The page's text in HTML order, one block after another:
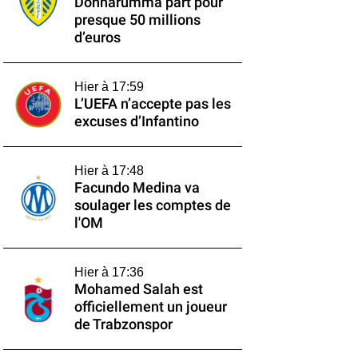
presque 50 millions
d’euros
Hier à 17:59
L’UEFA n’accepte pas les
excuses d’Infantino
Hier à 17:48
Facundo Medina va
soulager les comptes de
l'OM
Hier à 17:36
Mohamed Salah est
officiellement un joueur
de Trabzonspor